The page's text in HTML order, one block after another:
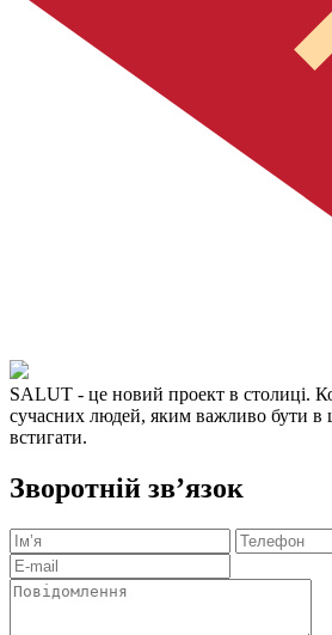
SALUT - це новий проект в столиці.
сучасних людей, яким важливо бути в
встигати.
Зворотній зв’язок